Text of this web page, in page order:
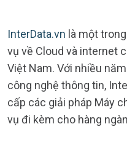
InterData.vn là một
vụ về Cloud và internet
Việt Nam. Với nhiều
công nghệ thông tin,
cấp các giải pháp Máy
vụ đi kèm cho hàng